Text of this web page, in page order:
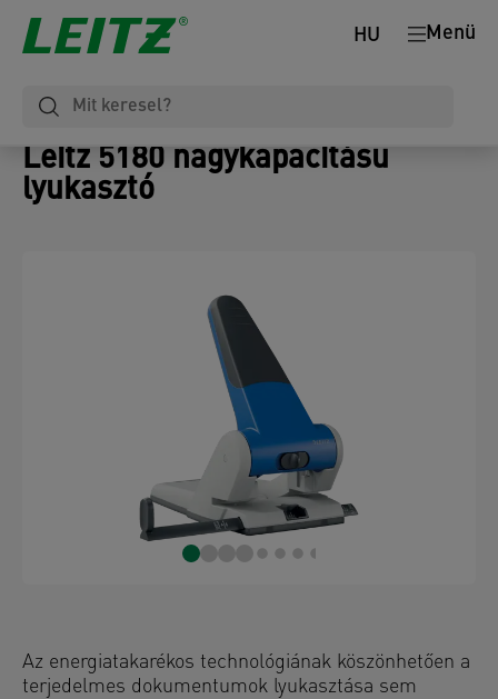
Menü
HU
Leitz 5180 nagykapacitású
lyukasztó
Az energiatakarékos technológiának köszönhetően a
terjedelmes dokumentumok lyukasztása sem